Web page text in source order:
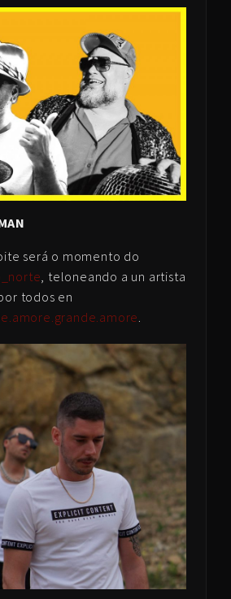
será o momento do
, teloneando a un artista
todos en